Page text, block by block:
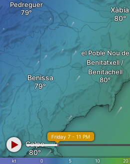
el Poble Nou de
Benitatxell /
Benitachell
Pedreguer
Xàbia
Benissa
Calpe
kt 0 5 10 20
Friday 7 - 11 PM